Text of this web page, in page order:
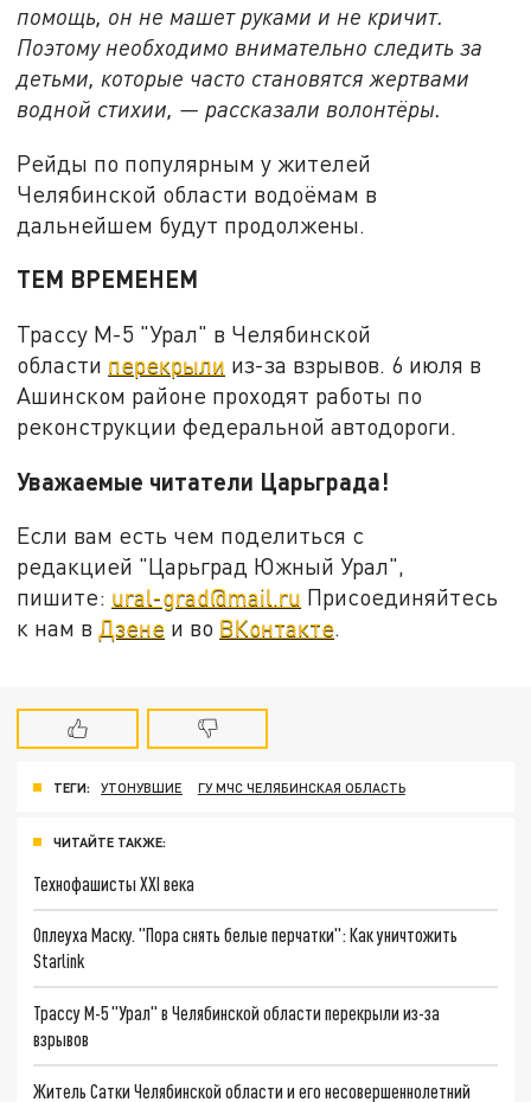
помощь, он не машет руками и не кричит.
Поэтому необходимо внимательно следить за
детьми, которые часто становятся жертвами
водной стихии, — рассказали волонтёры.
Рейды по популярным у жителей
Челябинской области водоёмам в
дальнейшем будут продолжены.
ТЕМ ВРЕМЕНЕМ
Трассу М-5 "Урал" в Челябинской
области перекрыли из-за взрывов. 6 июля в
Ашинском районе проходят работы по
реконструкции федеральной автодороги.
Уважаемые читатели Царьграда!
Если вам есть чем поделиться с
редакцией "Царьград Южный Урал",
пишите: ural-grad@mail.ru Присоединяйтесь
к нам в Дзене и во ВКонтакте.
ТЕГИ: УТОНУВШИЕ ГУ МЧС ЧЕЛЯБИНСКАЯ ОБЛАСТЬ
ЧИТАЙТЕ ТАКЖЕ:
Технофашисты XXI века
Оплеуха Маску. "Пора снять белые перчатки": Как уничтожить
Starlink
Трассу М-5 "Урал" в Челябинской области перекрыли из-за
взрывов
Житель Сатки Челябинской области и его несовершеннолетний